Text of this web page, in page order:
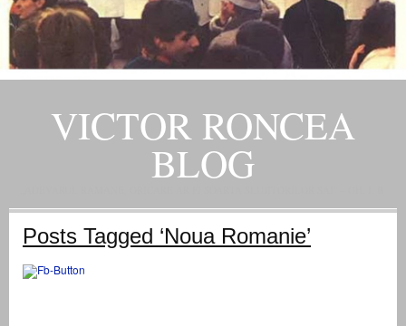
VICTOR RONCEA
BLOG
Posts Tagged ‘Noua Romanie’